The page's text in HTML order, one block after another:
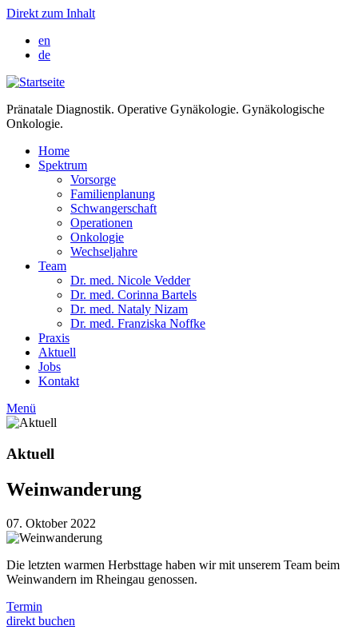
Direkt zum Inhalt
en
de
Pränatale Diagnostik. Operative Gynäkologie. Gynäkologische
Onkologie.
Home
Spektrum
Vorsorge
Familienplanung
Schwangerschaft
Operationen
Onkologie
Wechseljahre
Team
Dr. med. Nicole Vedder
Dr. med. Corinna Bartels
Dr. med. Nataly Nizam
Dr. med. Franziska Noffke
Praxis
Aktuell
Jobs
Kontakt
Menü
Aktuell
Weinwanderung
07. Oktober 2022
Die letzten warmen Herbsttage haben wir mit unserem Team beim
Weinwandern im Rheingau genossen.
Termin
direkt buchen